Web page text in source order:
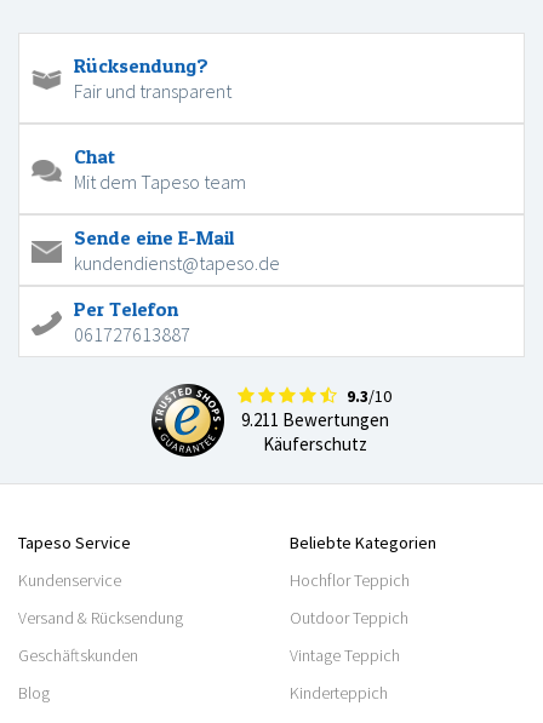
Rücksendung?
Fair und transparent
Chat
Mit dem Tapeso team
Sende eine E-Mail
kundendienst@tapeso.de
Per Telefon
061727613887
9.3/10
9.211 Bewertungen
Käuferschutz
Tapeso Service
Kundenservice
Versand & Rücksendung
Geschäftskunden
Blog
Beliebte Kategorien
Hochflor Teppich
Outdoor Teppich
Vintage Teppich
Kinderteppich